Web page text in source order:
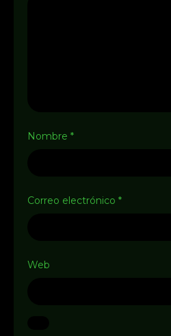
Nombre *
Correo electrónico *
Web